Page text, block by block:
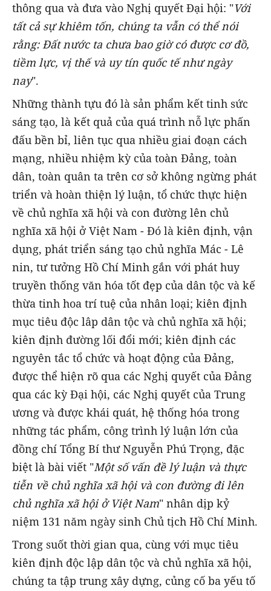
thông qua và đưa vào Nghị quyết Đại hội: "Với
tất cả sự khiêm tốn, chúng ta vẫn có thể nói
rằng: Đất nước ta chưa bao giờ có được cơ đồ,
tiềm lực, vị thế và uy tín quốc tế như ngày
nay".
Những thành tựu đó là sản phẩm kết tinh sức
sáng tạo, là kết quả của quá trình nỗ lực phấn
đấu bền bỉ, liên tục qua nhiều giai đoạn cách
mạng, nhiều nhiệm kỳ của toàn Đảng, toàn
dân, toàn quân ta trên cơ sở không ngừng phát
triển và hoàn thiện lý luận, tổ chức thực hiện
về chủ nghĩa xã hội và con đường lên chủ
nghĩa xã hội ở Việt Nam - Đó là kiên định, vận
dụng, phát triển sáng tạo chủ nghĩa Mác - Lê
nin, tư tưởng Hồ Chí Minh gắn với phát huy
truyền thống văn hóa tốt đẹp của dân tộc và kế
thừa tinh hoa trí tuệ của nhân loại; kiên định
mục tiêu độc lâp dân tộc và chủ nghĩa xã hội;
kiên định đường lối đổi mới; kiên định các
nguyên tắc tổ chức và hoạt động của Đảng,
được thể hiện rõ qua các Nghị quyết của Đảng
qua các kỳ Đại hội, các Nghị quyết của Trung
ương và được khái quát, hệ thống hóa trong
những tác phẩm, công trình lý luận lớn của
đồng chí Tổng Bí thư Nguyễn Phú Trọng, đặc
biệt là bài viết "Một số vấn đề lý luận và thực
tiễn về chủ nghĩa xã hội và con đường đi lên
chủ nghĩa xã hội ở Việt Nam" nhân dịp kỷ
niệm 131 năm ngày sinh Chủ tịch Hồ Chí Minh.
Trong suốt thời gian qua, cùng với mục tiêu
kiên định độc lập dân tộc và chủ nghĩa xã hội,
chúng ta tập trung xây dựng, củng cố ba yếu tố